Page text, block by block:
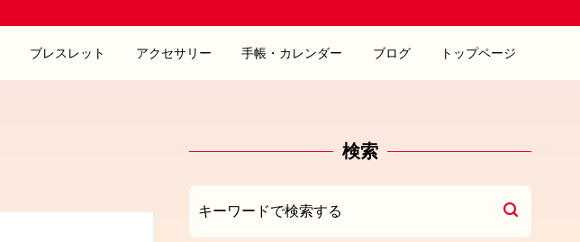
ブレスレット アクセサリー 手帳・カレンダー ブログ トップページ
検索